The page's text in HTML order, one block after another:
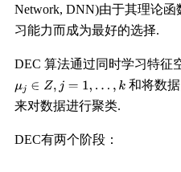
Network, DNN)由于其理论
习能力而成为最好的选择.
DEC 算法通过同时学习特征
和将数
来对数据进行聚类.
DEC有两个阶段：